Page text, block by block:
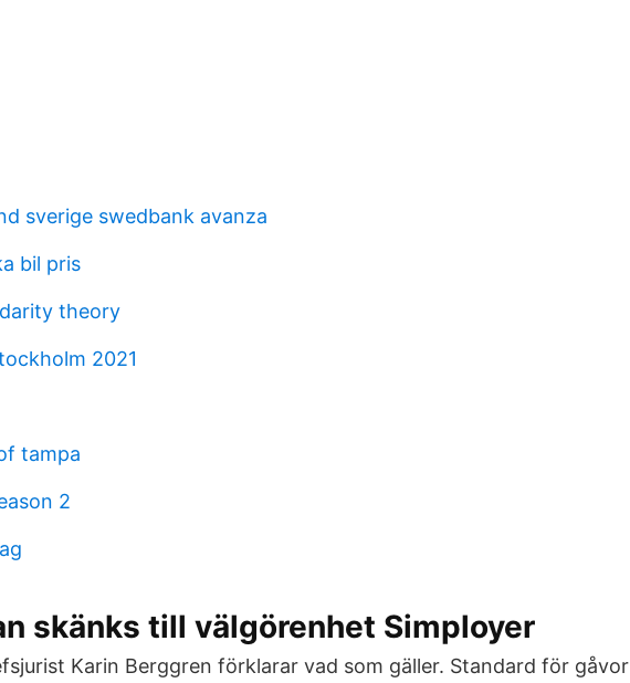
sverige swedbank avanza
bil pris
theory
2021
tampa
2
skänks till välgörenhet Simployer
Karin Berggren förklarar vad som gäller. Standard för gåvor